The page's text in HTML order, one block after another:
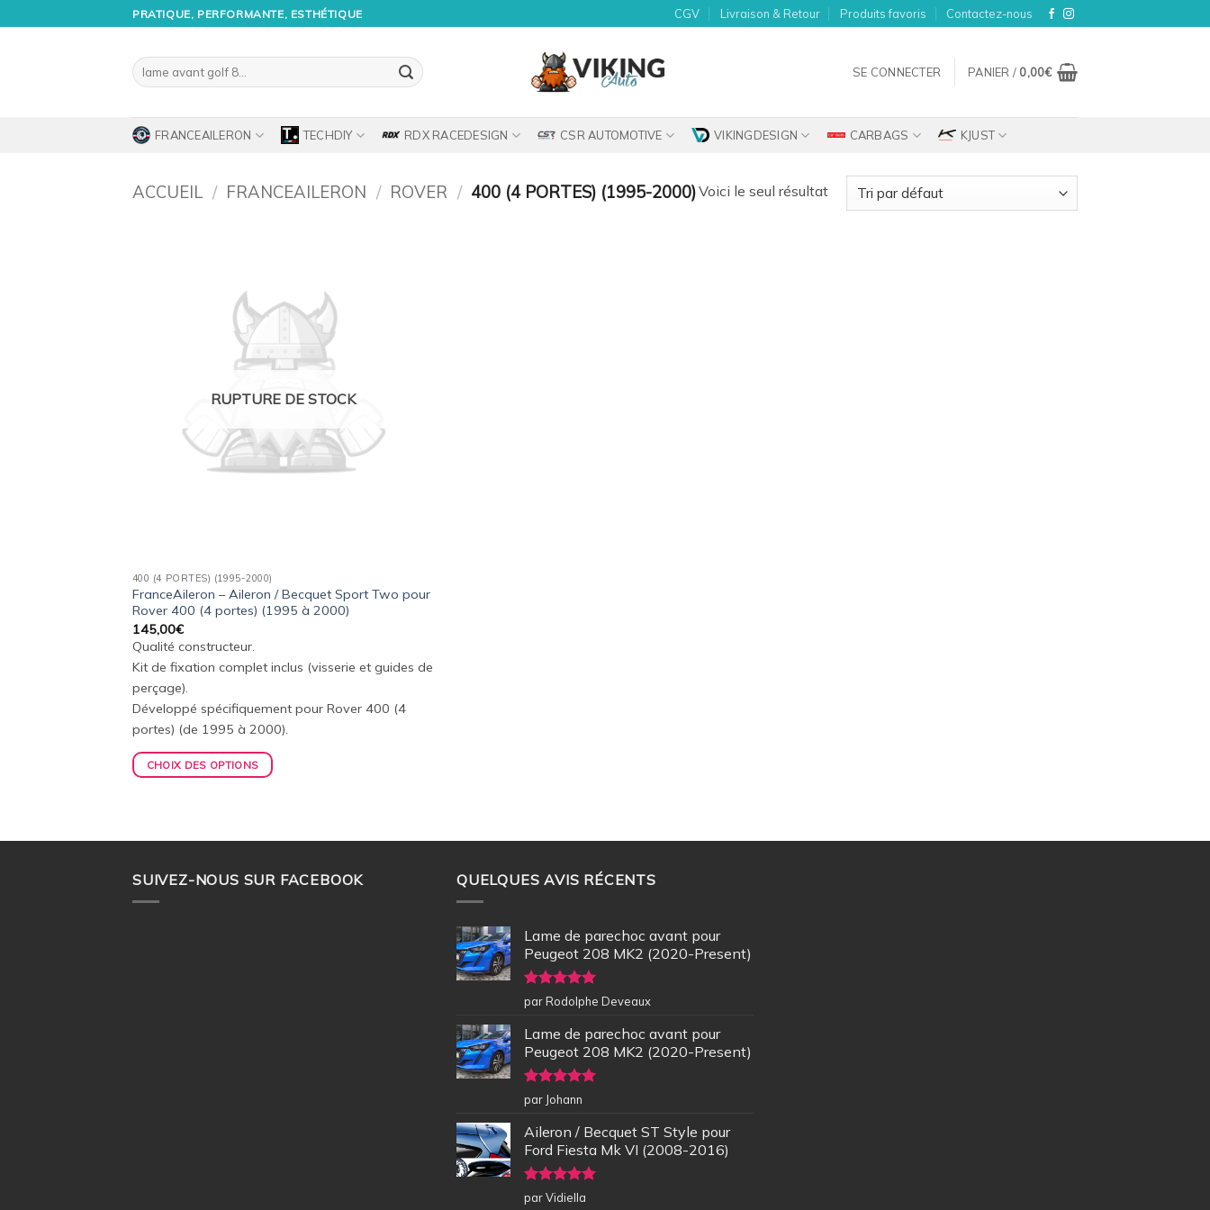
au
PRATIQUE, PERFORMANTE, ESTHÉTIQUE CGV Livraison & Retour Produits favoris Contactez-nous
Recherche
pour :
SE CONNECTER PANIER / 0,00€
FRANCEAILERON TECHDIY RDX RACEDESIGN CSR AUTOMOTIVE VIKINGDESIGN CARBAGS KJUST
ACCUEIL / FRANCEAILERON / ROVER / 400 (4 PORTES) (1995-2000)Voici le seul résultat
RUPTURE DE STOCK
400 (4 PORTES) (1995-2000)
FranceAileron – Aileron / Becquet Sport Two pour
Rover 400 (4 portes) (1995 à 2000)
145,00€
Qualité constructeur.
Kit de fixation complet inclus (visserie et guides de
perçage).
Développé spécifiquement pour Rover 400 (4
portes) (de 1995 à 2000).
CHOIX DES OPTIONS
SUIVEZ-NOUS SUR FACEBOOK QUELQUES AVIS RÉCENTS
Lame de parechoc avant pour
Peugeot 208 MK2 (2020-Present)
Note5sur
5
par Rodolphe Deveaux
Lame de parechoc avant pour
Peugeot 208 MK2 (2020-Present)
Note5sur
5
par Johann
Aileron / Becquet ST Style pour
Ford Fiesta Mk VI (2008-2016)
Note5sur
par Vidiella